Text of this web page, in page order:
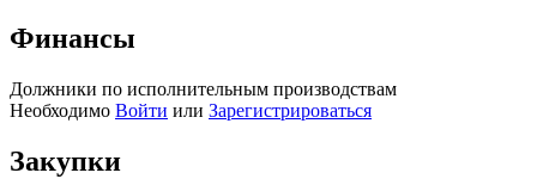
Финансы
Должники по исполнительным производствам
Необходимо Войти или Зарегистрироваться
Закупки